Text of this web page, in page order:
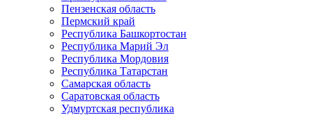
Пензенская область
Пермский край
Республика Башкортостан
Республика Марий Эл
Республика Мордовия
Республика Татарстан
Самарская область
Саратовская область
Удмуртская республика